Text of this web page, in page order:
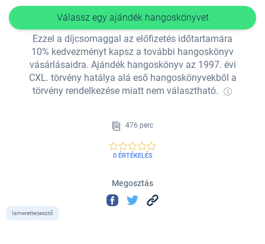
Válassz egy ajándék hangoskönyvet
Ezzel a díjcsomaggal az előfizetés időtartamára
10% kedvezményt kapsz a további hangoskönyv
vásárlásaidra. Ajándék hangoskönyv az 1997. évi
CXL. törvény hatálya alá eső hangoskönyvekből a
törvény rendelkezése miatt nem választható.
476 perc
0 ÉRTÉKELÉS
Megosztás
Ismeretterjesztő